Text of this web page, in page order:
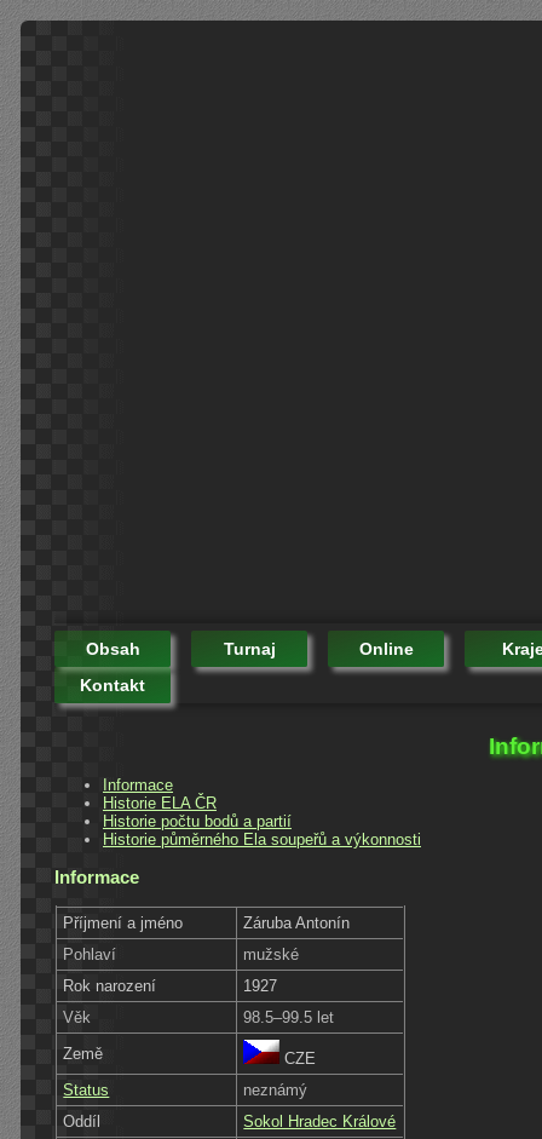
Obsah Turnaj Online
Kontakt
Informace
Historie ELA ČR
Historie počtu bodů a partií
Historie půměrného Ela soupeřů a výkonnosti
Informace
Příjmení a jméno
Záruba Antonín
Pohlaví
mužské
Rok narození
1927
Věk
98.5–99.5 let
Země
CZE
Status
neznámý
Oddíl
Sokol Hradec Králové